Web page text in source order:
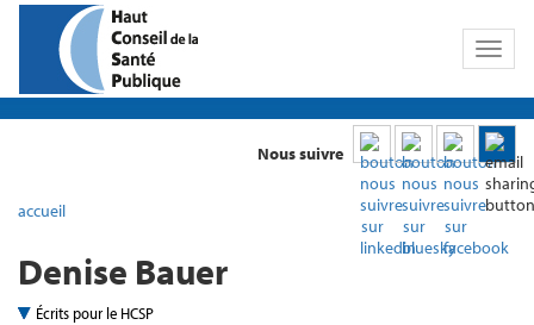
Toggle
Nous suivre
accueil
Denise Bauer
Écrits pour le HCSP